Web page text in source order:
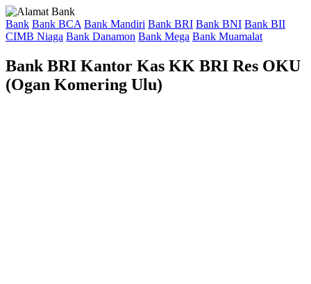
Bank Bank BCA Bank Mandiri Bank BRI Bank BNI Bank BII
CIMB Niaga Bank Danamon Bank Mega Bank Muamalat
Bank BRI Kantor Kas KK BRI Res OKU
(Ogan Komering Ulu)